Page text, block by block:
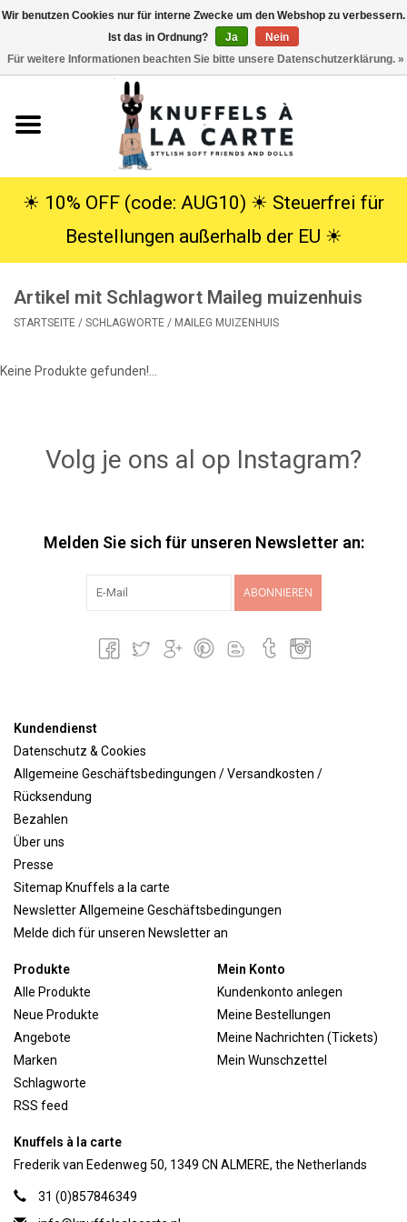
Kuscheltiere
SALE
Lookbooks
☀︎ 10% OFF (code: AUG10) ☀︎ Steuerfrei für
Bestellungen außerhalb der EU ☀︎
Artikel mit Schlagwort Maileg muizenhuis
STARTSEITE / SCHLAGWORTE / MAILEG MUIZENHUIS
Keine Produkte gefunden!...
Volg je ons al op Instagram?
Melden Sie sich für unseren Newsletter an:
ABONNIEREN
Kundendienst
Datenschutz & Cookies
Allgemeine Geschäftsbedingungen / Versandkosten /
Rücksendung
Bezahlen
Über uns
Presse
Sitemap Knuffels a la carte
Newsletter Allgemeine Geschäftsbedingungen
Melde dich für unseren Newsletter an
Produkte
Alle Produkte
Neue Produkte
Angebote
Marken
Schlagworte
RSS feed
Mein Konto
Kundenkonto anlegen
Meine Bestellungen
Meine Nachrichten (Tickets)
Mein Wunschzettel
Knuffels à la carte
Frederik van Eedenweg 50, 1349 CN ALMERE, the Netherlands
31 (0)857846349
Wir benutzen Cookies nur für interne Zwecke um den Webshop zu verbessern.
Ist das in Ordnung?
Ja
Nein
Für weitere Informationen beachten Sie bitte unsere Datenschutzerklärung. »